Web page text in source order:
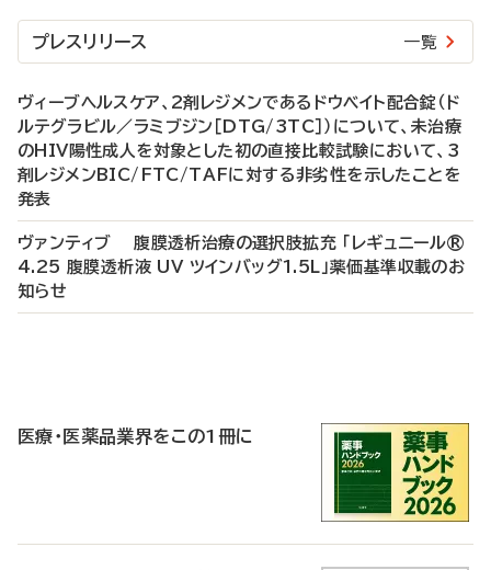
プレスリリース 一覧
ヴィーブヘルスケア、2剤レジメンであるドウベイト配合錠（ド
ルテグラビル／ラミブジン［DTG/3TC］）について、未治療
のHIV陽性成人を対象とした初の直接比較試験において、3
剤レジメンBIC/FTC/TAFに対する非劣性を示したことを
発表
ヴァンティブ 腹膜透析治療の選択肢拡充 「レギュニール®
4.25 腹膜透析液 UV ツインバッグ1.5L」薬価基準収載のお
知らせ
医療・医薬品業界をこの1冊に